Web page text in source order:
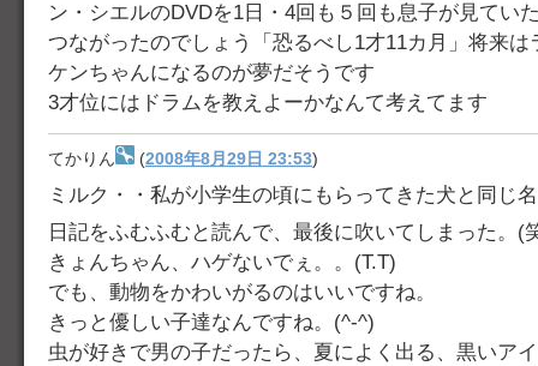
ン・シエルのDVDを1日・4回も５回も息子が見てい
つながったのでしょう「恐るべし1才11カ月」将来は
ケンちゃんになるのが夢だそうです
3才位にはドラムを教えよーかなんて考えてます
てかりん (2008年8月29日 23:53)
ミルク・・私が小学生の頃にもらってきた犬と同じ
日記をふむふむと読んで、最後に吹いてしまった。(
きょんちゃん、ハゲないでぇ。。(T.T)
でも、動物をかわいがるのはいいですね。
きっと優しい子達なんですね。(^-^)
虫が好きで男の子だったら、夏によく出る、黒いア